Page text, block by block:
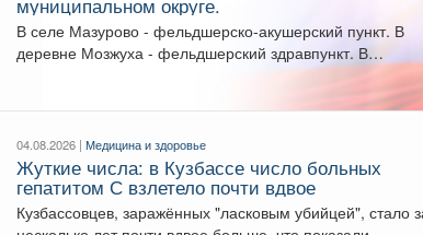
муниципальном округе.
В селе Мазурово - фельдшерско-акушерский пункт. В
деревне Мозжуха - фельдшерский здравпункт. В
04.08.2026 | Медицина и здоровье
Жуткие числа: в Кузбассе число больных
гепатитом С взлетело почти вдвое
Кузбассовцев, заражённых "ласковым убийцей", стало